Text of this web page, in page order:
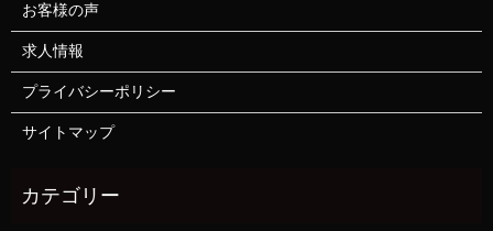
お客様の声
求人情報
プライバシーポリシー
サイトマップ